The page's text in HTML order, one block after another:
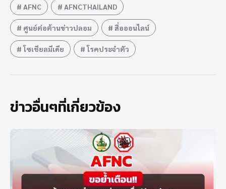
AFNC AFNCTHAILAND
ศูนย์ต่อต้านข่าวปลอม สื่อออนไลน์
โซเชียลมีเดีย โรคประจำตัว
ข่าวอื่นๆที่เกี่ยวข้อง